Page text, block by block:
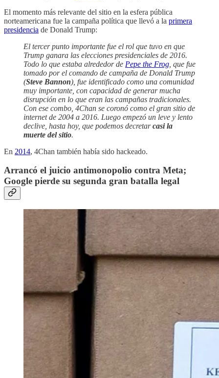
El momento más relevante del sitio en la esfera pública
norteamericana fue la campaña política que llevó a la primera
presidencia de Donald Trump:
El tercer punto importante fue el rol que tuvo en que
Trump ganara las elecciones presidenciales de 2016.
Todo lo que estaba alrededor de Pepe the Frog , que fue
tomado por el comando de campaña de Donald Trump
(Steve Bannon), fue identificado como una comunidad
muy importante, con capacidad de generar mucha
disrupción en lo que eran las campañas tradicionales.
Con ese combo, 4Chan se coronó como el gran sitio de
internet de 2004 a 2016. Luego empezó un leve y lento
declive, hasta hoy, que podemos decretarcasi la
muerte del sitio.
En 2014, 4Chan también había sido hackeado.
Arrancó el juicio antimonopolio contra Meta;
Google pierde su segunda gran batalla legal